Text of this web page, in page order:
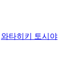
와타히키 토시야